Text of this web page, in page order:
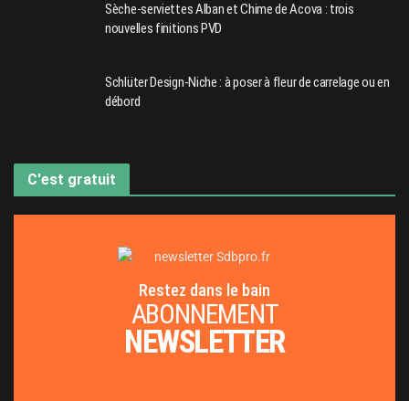
Sèche-serviettes Alban et Chime de Acova : trois
nouvelles finitions PVD
Schlüter Design-Niche : à poser à fleur de carrelage ou en
débord
C'est gratuit
Restez dans le bain
ABONNEMENT
NEWSLETTER